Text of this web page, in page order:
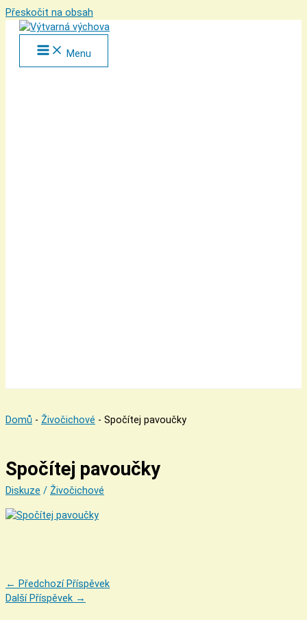
Přeskočit na obsah
Menu
Domů - Živočichové - Spočítej pavoučky
Spočítej pavoučky
Diskuze / Živočichové
← Předchozí Příspěvek
Další Příspěvek →